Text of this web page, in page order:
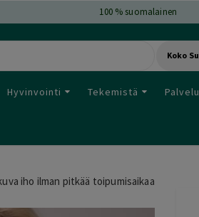
100 % suomalainen
Koko
Hyvinvointi Tekemistä
iho ilman pitkää toipumisaikaa